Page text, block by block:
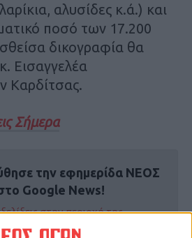
αλυσίδες κ.ά.) και
ποσό των 17.200
δικογραφία θα
Εισαγγελέα
Καρδίτσας.
Σήμερα
την εφημερίδα ΝΕΟΣ
Google News!
στην περιοχή της